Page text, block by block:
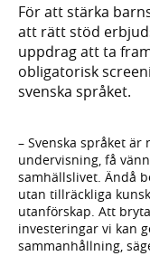
För att stärka
att rätt stöd
uppdrag att ta
obligatorisk
svenska språket.
– Svenska språket
undervisning, få
samhällslivet. Ändå
utan tillräckliga
utanförskap. Att
investeringar vi kan
sammanhållning,